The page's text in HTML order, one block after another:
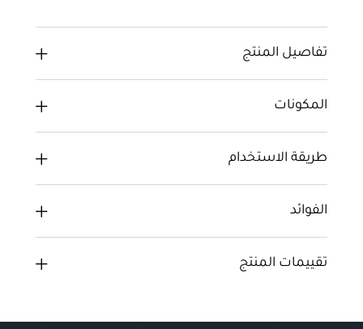
تفاصيل المنتج
المكونات
طريقة الاستخدام
الفوائد
تقييمات المنتج